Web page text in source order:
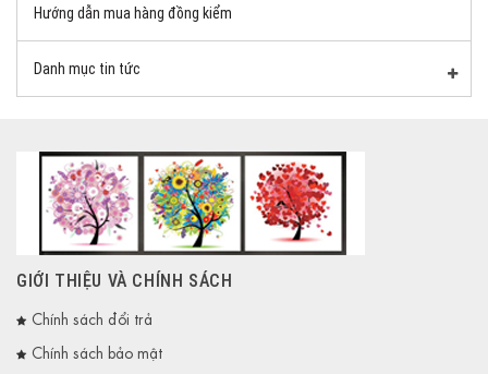
Hướng dẫn mua hàng đồng kiểm
Danh mục tin tức
GIỚI THIỆU VÀ CHÍNH SÁCH
Chính sách đổi trả
Chính sách bảo mật